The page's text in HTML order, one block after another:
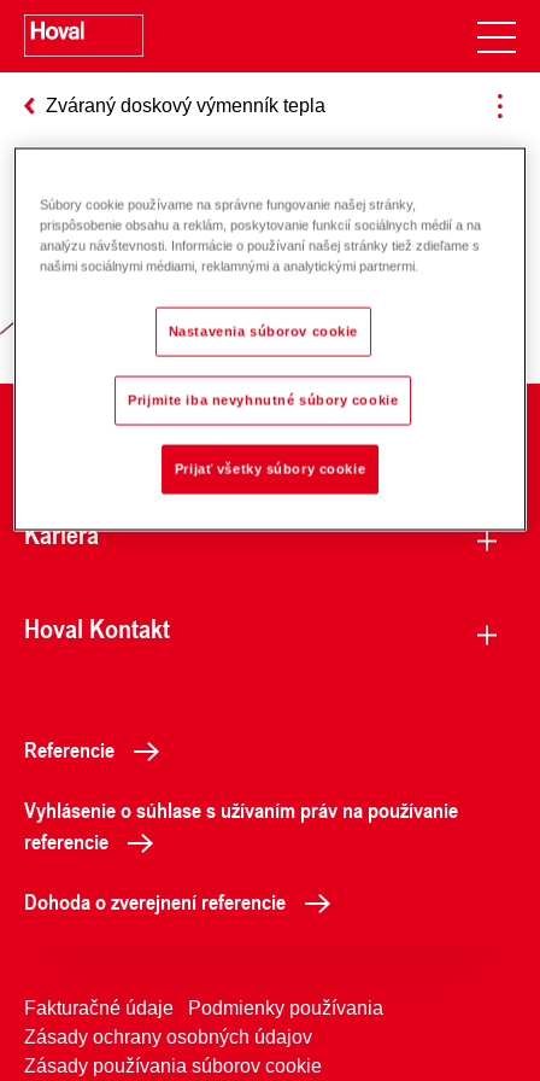
Zváraný doskový výmenník tepla
Zodpovednosť za energiu a životné
prostredie
O spoločnosti
Kariéra
Hoval Kontakt
Referencie
Vyhlásenie o súhlase s užívaním práv na používanie
referencie
Dohoda o zverejnení referencie
Fakturačné údaje
Podmienky používania
Zásady ochrany osobných údajov
Zásady používania súborov cookie
Súbory cookie používame na správne fungovanie našej stránky,
prispôsobenie obsahu a reklám, poskytovanie funkcií sociálnych médií a na
analýzu návštevnosti. Informácie o používaní našej stránky tiež zdieľame s
našimi sociálnymi médiami, reklamnými a analytickými partnermi.
Nastavenia súborov cookie
Prijmite iba nevyhnutné súbory cookie
Prijať všetky súbory cookie